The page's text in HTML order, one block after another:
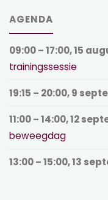
AGENDA
09:00– 17:00,15
trainingssessie
19:15 – 20:00,9
11:00– 14:00,12
beweegdag
13:00– 15:00,13